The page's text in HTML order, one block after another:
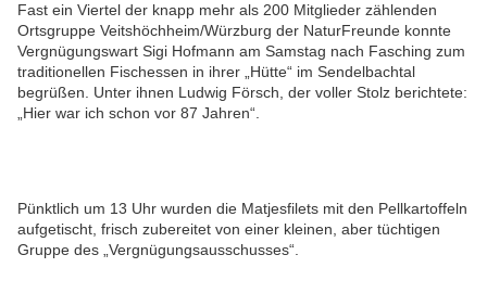
Fast ein Viertel der knapp mehr als 200 Mitglieder zählenden
Ortsgruppe Veitshöchheim/Würzburg der NaturFreunde konnte
Vergnügungswart Sigi Hofmann am Samstag nach Fasching zum
traditionellen Fischessen in ihrer „Hütte“ im Sendelbachtal
begrüßen. Unter ihnen Ludwig Försch, der voller Stolz berichtete:
„Hier war ich schon vor 87 Jahren“.
Pünktlich um 13 Uhr wurden die Matjesfilets mit den Pellkartoffeln
aufgetischt, frisch zubereitet von einer kleinen, aber tüchtigen
Gruppe des „Vergnügungsausschusses“.